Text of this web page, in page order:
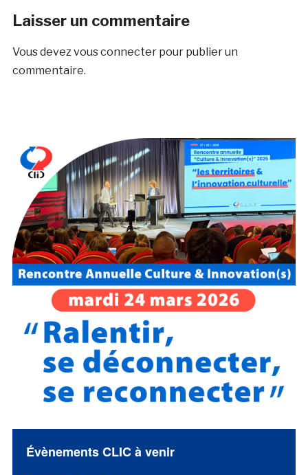
Laisser un commentaire
Vous devezvous connecterpour publier un
commentaire.
Évènements CLIC à venir